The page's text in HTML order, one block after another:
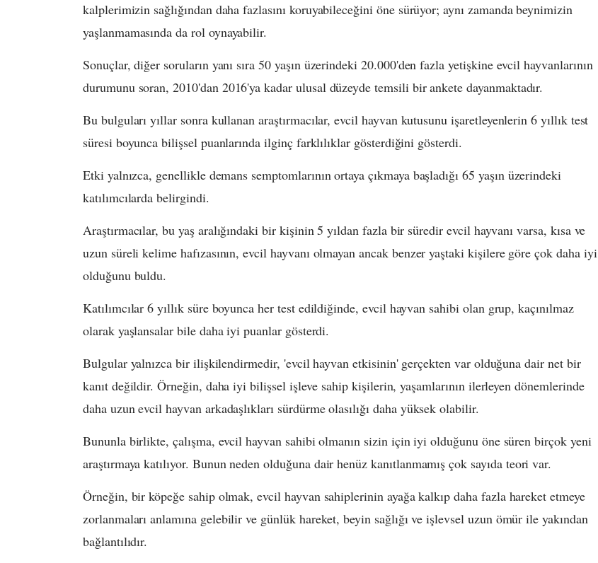
kalplerimizin sağlığından daha fazlasını koruyabileceğini öne sürüyor; aynı zamanda beynimizin
yaşlanmamasında da rol oynayabilir.
Sonuçlar, diğer soruların yanı sıra 50 yaşın üzerindeki 20.000'den fazla yetişkine evcil hayvanlarının
durumunu soran, 2010'dan 2016'ya kadar ulusal düzeyde temsili bir ankete dayanmaktadır.
Bu bulguları yıllar sonra kullanan araştırmacılar, evcil hayvan kutusunu işaretleyenlerin 6 yıllık test
süresi boyunca bilişsel puanlarında ilginç farklılıklar gösterdiğini gösterdi.
Etki yalnızca, genellikle demans semptomlarının ortaya çıkmaya başladığı 65 yaşın üzerindeki
katılımcılarda belirgindi.
Araştırmacılar, bu yaş aralığındaki bir kişinin 5 yıldan fazla bir süredir evcil hayvanı varsa, kısa ve
uzun süreli kelime hafızasının, evcil hayvanı olmayan ancak benzer yaştaki kişilere göre çok daha iyi
olduğunu buldu.
Katılımcılar 6 yıllık süre boyunca her test edildiğinde, evcil hayvan sahibi olan grup, kaçınılmaz
olarak yaşlansalar bile daha iyi puanlar gösterdi.
Bulgular yalnızca bir ilişkilendirmedir, 'evcil hayvan etkisinin' gerçekten var olduğuna dair net bir
kanıt değildir. Örneğin, daha iyi bilişsel işleve sahip kişilerin, yaşamlarının ilerleyen dönemlerinde
daha uzun evcil hayvan arkadaşlıkları sürdürme olasılığı daha yüksek olabilir.
Bununla birlikte, çalışma, evcil hayvan sahibi olmanın sizin için iyi olduğunu öne süren birçok yeni
araştırmaya katılıyor. Bunun neden olduğuna dair henüz kanıtlanmamış çok sayıda teori var.
Örneğin, bir köpeğe sahip olmak, evcil hayvan sahiplerinin ayağa kalkıp daha fazla hareket etmeye
zorlanmaları anlamına gelebilir ve günlük hareket, beyin sağlığı ve işlevsel uzun ömür ile yakından
bağlantılıdır.